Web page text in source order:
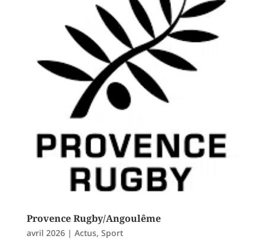
Provence Rugby/Angoulême
avril 2026| Actus, Sport